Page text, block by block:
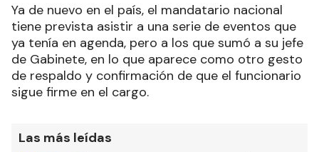
Ya de nuevo en el país, el mandatario nacional
tiene prevista asistir a una serie de eventos que
ya tenía en agenda, pero a los que sumó a su jefe
de Gabinete, en lo que aparece como otro gesto
de respaldo y confirmación de que el funcionario
sigue firme en el cargo.
Las más leídas